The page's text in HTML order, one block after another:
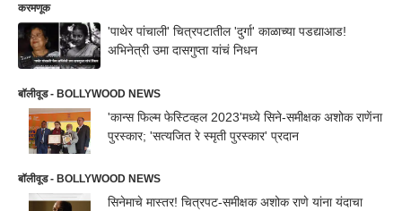
करमणूक
'पाथेर पांचाली' चित्रपटातील 'दुर्गा' काळाच्या पडद्याआड!
अभिनेत्री उमा दासगुप्ता यांचं निधन
बॉलीवूड - BOLLYWOOD NEWS
'कान्स फिल्म फेस्टिव्हल 2023'मध्ये सिने-समीक्षक अशोक राणेंना
पुरस्कार; 'सत्यजित रे स्मृती पुरस्कार' प्रदान
बॉलीवूड - BOLLYWOOD NEWS
सिनेमाचे मास्तर! चित्रपट-समीक्षक अशोक राणे यांना यंदाचा